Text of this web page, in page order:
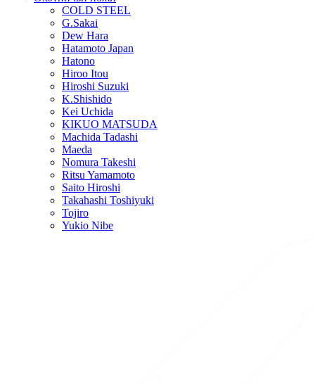
COLD STEEL
G.Sakai
Dew Hara
Hatamoto Japan
Hatono
Hiroo Itou
Hiroshi Suzuki
K.Shishido
Kei Uchida
KIKUO MATSUDA
Machida Tadashi
Maeda
Nomura Takeshi
Ritsu Yamamoto
Saito Hiroshi
Takahashi Toshiyuki
Tojiro
Yukio Nibe